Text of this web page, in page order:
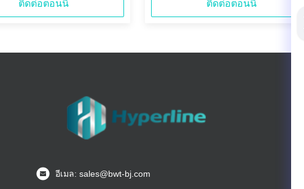
ติดต่อตอนนี้ ติดต่อตอนนี้
อีเมล: sales@bwt-bj.com